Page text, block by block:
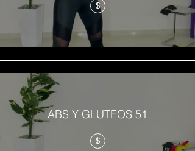
$
ABS Y GLUTEOS 51
$